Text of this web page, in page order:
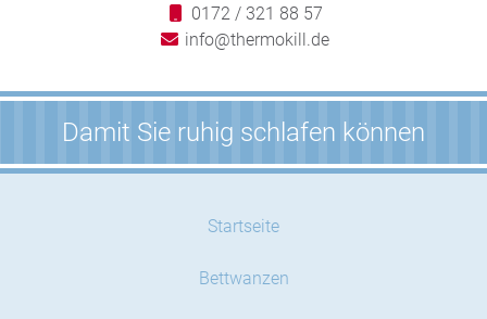
0172 / 321 88 57
info@thermokill.de
Damit Sie ruhig schlafen können
Startseite
Bettwanzen